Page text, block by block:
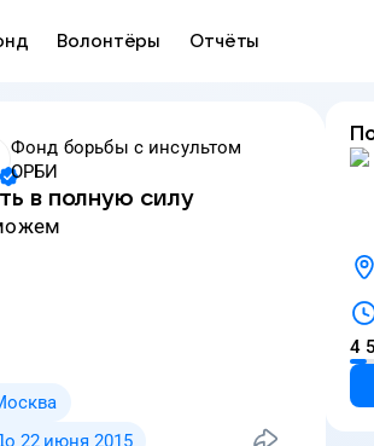
Волонтёры Отчёты
Фонд борьбы с инсультом
ОРБИ
в полную силу
22 июня 2015
4